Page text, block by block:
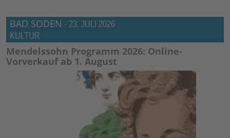
BAD SODEN - 23. JULI 2026
KULTUR
Mendelssohn Programm 2026: Online-
Vorverkauf ab 1. August